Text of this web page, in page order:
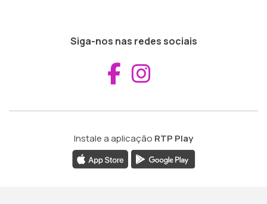
Siga-nos nas redes sociais
Aceder ao
Instale a aplicação RTP Play